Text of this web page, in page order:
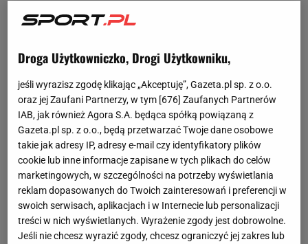
Droga Użytkowniczko, Drogi Użytkowniku,
jeśli wyrazisz zgodę klikając „Akceptuję”, Gazeta.pl sp. z o.o.
oraz jej Zaufani Partnerzy, w tym [676] Zaufanych Partnerów
IAB, jak również Agora S.A. będąca spółką powiązaną z
Gazeta.pl sp. z o.o., będą przetwarzać Twoje dane osobowe
takie jak adresy IP, adresy e-mail czy identyfikatory plików
cookie lub inne informacje zapisane w tych plikach do celów
marketingowych, w szczególności na potrzeby wyświetlania
reklam dopasowanych do Twoich zainteresowań i preferencji w
swoich serwisach, aplikacjach i w Internecie lub personalizacji
treści w nich wyświetlanych. Wyrażenie zgody jest dobrowolne.
Jeśli nie chcesz wyrazić zgody, chcesz ograniczyć jej zakres lub